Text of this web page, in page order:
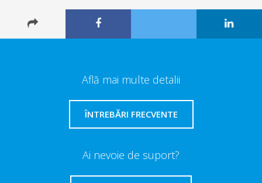
Află mai multe detalii
ÎNTREBĂRI FRECVENTE
Ai nevoie de suport?